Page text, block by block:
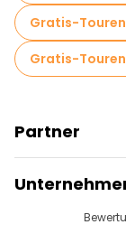
Gratis-
Gratis-Touren
Partner
Anbieter-
Affiliate-
Reiseziele